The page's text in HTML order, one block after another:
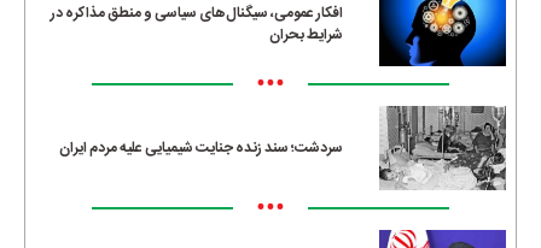
افکار عمومی، سیگنال‌های سیاسی و منطق مذاکره در
شرایط بحران
•••
سردشت؛ سند زنده جنایت شیمیایی علیه مردم ایران
•••